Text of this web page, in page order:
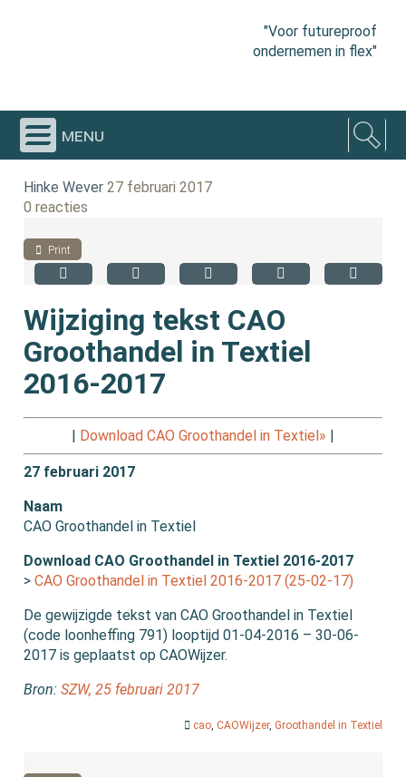
"Voor futureproof
ondernemen in flex"
menu
Hinke Wever 27 februari 2017
0 reacties
Print
Wijziging tekst CAO
Groothandel in Textiel
2016-2017
Download CAO Groothandel in Textiel»
27 februari 2017
Naam
CAO Groothandel in Textiel
Download CAO Groothandel in Textiel 2016-2017
>CAO Groothandel in Textiel 2016-2017 (25-02-17)
De gewijzigde tekst van CAO Groothandel in Textiel
(code loonheffing 791) looptijd 01-04-2016 – 30-06-
2017 is geplaatst op CAOWijzer.
Bron:SZW, 25 februari 2017
cao, CAOWijzer, Groothandel in Textiel